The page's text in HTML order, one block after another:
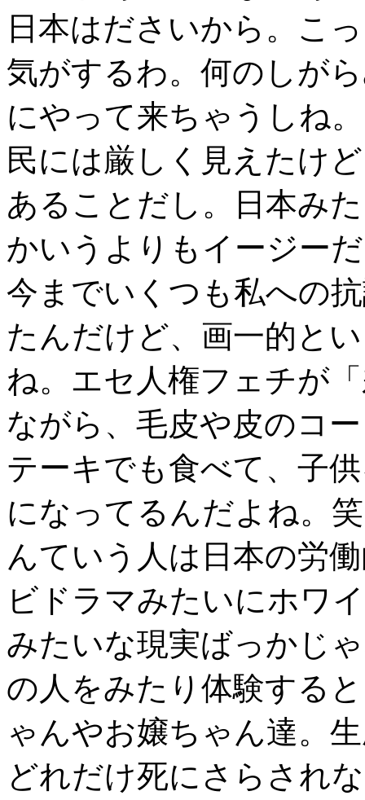
日本はださいから。こ
気がするわ。何のしが
にやって来ちゃうしね
民には厳しく見えたけ
あることだし。日本み
かいうよりもイージー
今までいくつも私への
たんだけど、画一的と
ね。エセ人権フェチが
ながら、毛皮や皮のコ
テーキでも食べて、子
になってるんだよね。
んていう人は日本の労
ビドラマみたいにホワ
みたいな現実ばっかじ
の人をみたり体験する
ゃんやお嬢ちゃん達。
どれだけ死にさらされ